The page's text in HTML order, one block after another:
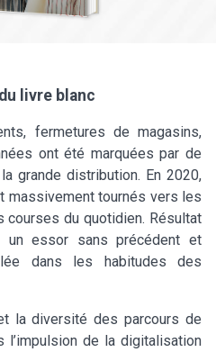
livre blanc
fermetures de magasins,
ont été marquées par de
grande distribution. En 2020,
massivement tournés vers les
courses du quotidien. Résultat
un essor sans précédent et
dans les habitudes des
la diversité des parcours de
l’impulsion de la digitalisation